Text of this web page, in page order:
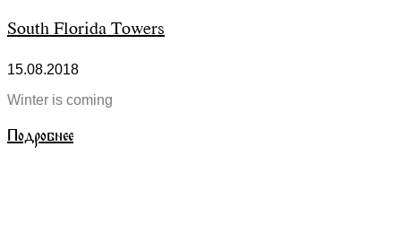
South Florida Towers
15.08.2018
Winter is coming
Подробнее